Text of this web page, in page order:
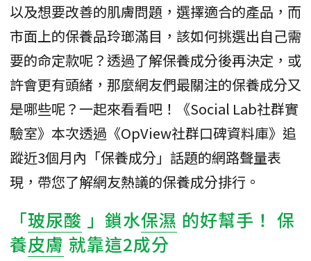
以及想要改善的肌膚問題，選擇適合的產品，而
市面上的保養品玲瑯滿目，該如何挑選出自己需
要的命定款呢？透過了解保養成分後再決定，或
許會更有頭緒，那麼網友們最關注的保養成分又
是哪些呢？一起來看看吧！《Social Lab社群實
驗室》本次透過《OpView社群口碑資料庫》追
蹤近3個月內「保養成分」話題的網路聲量表
現，帶您了解網友熱議的保養成分排行。
「玻尿酸 」鎖水保濕 的好幫手！ 保
養皮膚 就靠這2成分